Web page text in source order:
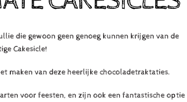
die gewoon geen genoeg kunnen krijgen van de
Cakesicle!
maken van deze heerlijke chocoladetraktaties.
voor feesten, en zijn ook een fantastische optie